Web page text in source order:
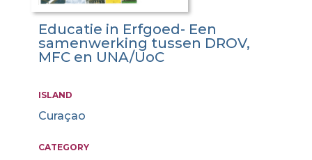
Educatie in Erfgoed- Een
samenwerking tussen DROV,
MFC en UNA/UoC
ISLAND
Curaçao
CATEGORY